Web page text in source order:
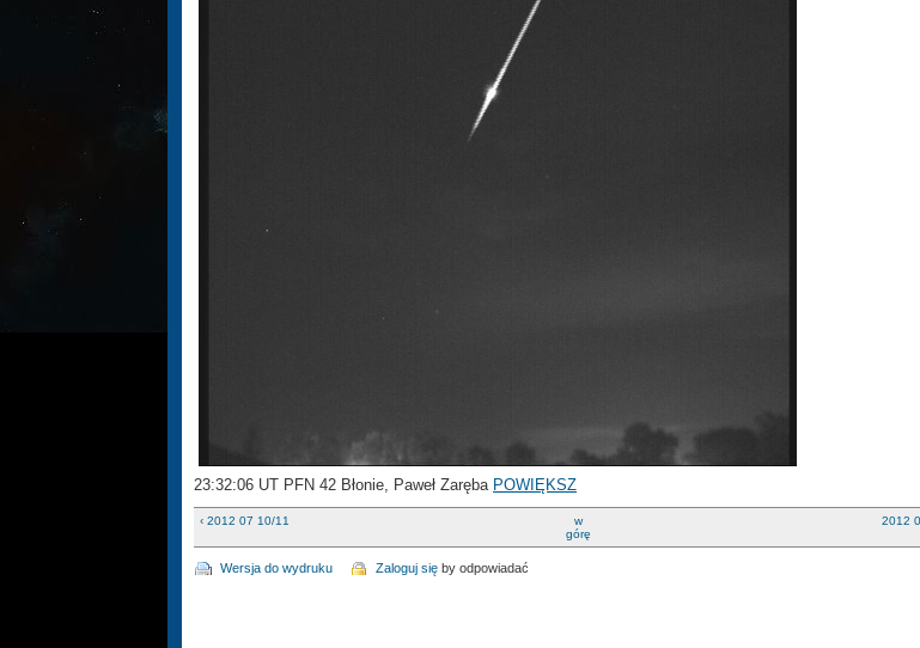
23:32:06 UT PFN 42 Błonie, Paweł Zaręba POWIĘKSZ
‹ 2012 07 10/11
w
górę
2012
Wersja do wydruku Zaloguj się by odpowiadać